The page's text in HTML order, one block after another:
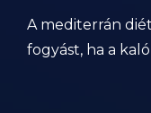
A mediterrán
fogyást, ha a